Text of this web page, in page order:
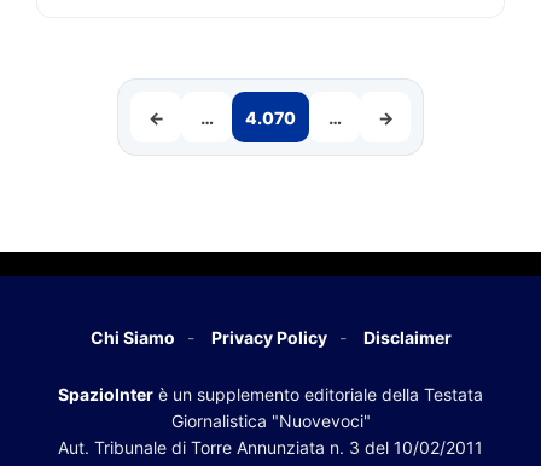
← … 4.070 … →
Chi Siamo Privacy Policy Disclaimer
SpazioInter è un supplemento editoriale della Testata
Giornalistica "Nuovevoci"
Aut. Tribunale di Torre Annunziata n. 3 del 10/02/2011